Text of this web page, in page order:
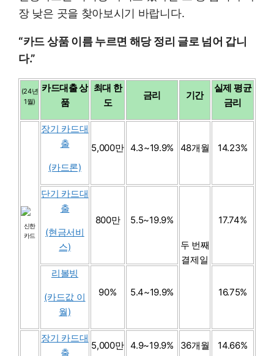
장 낮은 곳을 찾아보시기 바랍니다.
“카드 상품 이름 누르면 해당 정리 글로 넘어 갑니
다.”
(24년
1월)
카드대출 상
품
최대 한
도
금리 기간
실제 평균
금리
신한
카드
장기 카드대
출
(카드론)
5,000만 4.3~19.9% 48개월 14.23%
단기 카드대
출
(현금서비
스)
800만 5.5~19.9%
두 번째
결제일
17.74%
리볼빙
(카드값 이
월)
90% 5.4~19.9% 16.75%
장기 카드대
출
5,000만 4.9~19.9% 36개월 14.66%